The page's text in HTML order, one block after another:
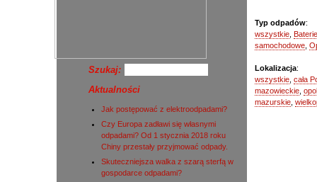
Szukaj:
Aktualności
Jak postępować z elektroodpadami?
Czy Europa zadławi się własnymi
odpadami? Od 1 stycznia 2018 roku
Chiny przestały przyjmować odpady.
Skuteczniejsza walka z szarą sterfą w
gospodarce odpadami?
Typ odpadów:
wszystkie Baterie
samochodowe
Lokalizacja:
wszystkie cała
mazowieckie
mazurskie